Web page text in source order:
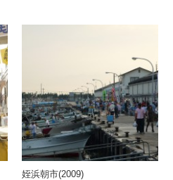
姪浜朝市(2009)